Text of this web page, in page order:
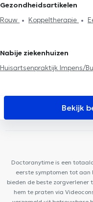
Koppeltherapie
Psychotherapie
Gezondheidsartikelen
Rouw
Koppeltherapie
Nabije ziekenhuizen
Huisartsenpraktijk Impens/
Alpha Omega
La maison
Cabinet Médical et
Bekijk
Doctoranytime is een
eerste symptomen tot aan
bieden de beste zorgverlener
hem te praten via